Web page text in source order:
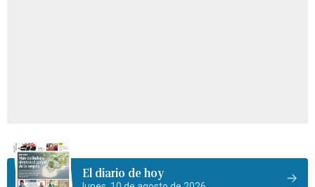
El diario de hoy